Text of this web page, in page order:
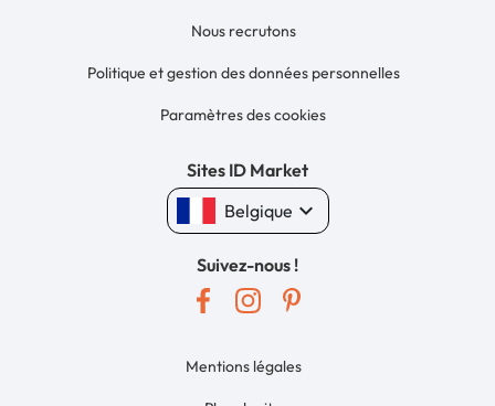
Nous recrutons
Politique et gestion des données personnelles
Paramètres des cookies
Sites ID Market
Belgique keyboard_arrow_down
Suivez-nous !
Mentions légales